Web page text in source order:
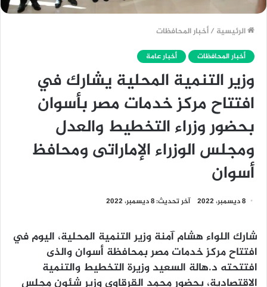
الرئيسية /أخبار المحافظات
أخبار المحافظات أخبار عامة
وزير التنمية المحلية يشارك في
افتتاح مركز خدمات مصر بأسوان
بحضور وزراء التخطيط والعدل
ومجلس الوزراء الإماراتى ومحافظ
أسوان
8 ديسمبر، 2022 آخر تحديث: 8 ديسمبر، 2022
شارك اللواء هشام آمنة وزير التنمية المحلية، اليوم في
افتتاح مركز خدمات مصر بمحافظة أسوان والذى
افتتحته د.هالة السعيد وزيرة التخطيط والتنمية